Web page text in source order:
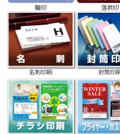
職印 落款印
名刺印刷 封筒印